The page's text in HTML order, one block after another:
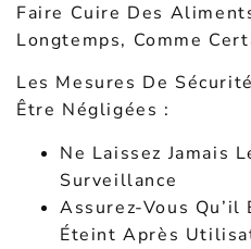
Faire Cuire Des
Longtemps, Comme
Les Mesures De
Être Négligées :
Ne Laissez Jamais
Surveillance
Assurez-Vous
Éteint Après